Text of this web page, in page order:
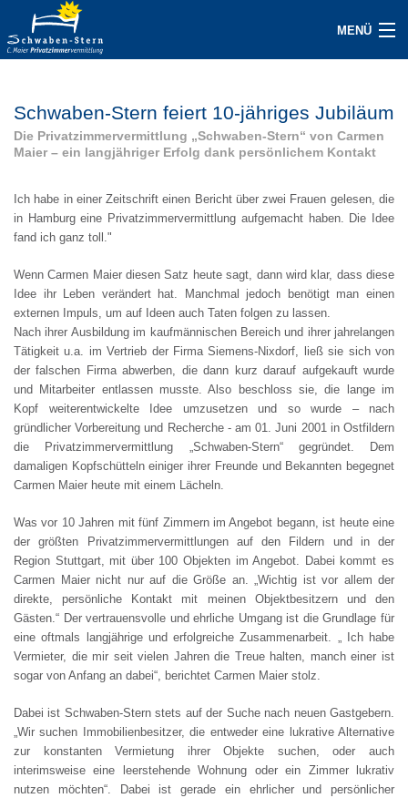
MENÜ
UNTERKÜNFTE
ANFRAGE
GAST/SERVICE
ÜBER UNS
KONTAKT
IMPRESSUM
AKTUELLES / PRESSE
FAQ
SUCHE
DATENSCHUTZ
COOKIE-EINSTELLUNGEN
ENGLISH
Schwaben-Stern feiert 10-jähriges Jubiläum
Die Privatzimmervermittlung „Schwaben-Stern“ von Carmen
Maier – ein langjähriger Erfolg dank persönlichem Kontakt
Ich habe in einer Zeitschrift einen Bericht über zwei Frauen gelesen, die
in Hamburg eine Privatzimmervermittlung aufgemacht haben. Die Idee
fand ich ganz toll."
Wenn Carmen Maier diesen Satz heute sagt, dann wird klar, dass diese
Idee ihr Leben verändert hat. Manchmal jedoch benötigt man einen
externen Impuls, um auf Ideen auch Taten folgen zu lassen.
Nach ihrer Ausbildung im kaufmännischen Bereich und ihrer jahrelangen
Tätigkeit u.a. im Vertrieb der Firma Siemens-Nixdorf, ließ sie sich von
der falschen Firma abwerben, die dann kurz darauf aufgekauft wurde
und Mitarbeiter entlassen musste. Also beschloss sie, die lange im
Kopf weiterentwickelte Idee umzusetzen und so wurde – nach
gründlicher Vorbereitung und Recherche - am 01. Juni 2001 in Ostfildern
die Privatzimmervermittlung „Schwaben-Stern“ gegründet. Dem
damaligen Kopfschütteln einiger ihrer Freunde und Bekannten begegnet
Carmen Maier heute mit einem Lächeln.
Was vor 10 Jahren mit fünf Zimmern im Angebot begann, ist heute eine
der größten Privatzimmervermittlungen auf den Fildern und in der
Region Stuttgart, mit über 100 Objekten im Angebot. Dabei kommt es
Carmen Maier nicht nur auf die Größe an. „Wichtig ist vor allem der
direkte, persönliche Kontakt mit meinen Objektbesitzern und den
Gästen.“ Der vertrauensvolle und ehrliche Umgang ist die Grundlage für
eine oftmals langjährige und erfolgreiche Zusammenarbeit. „ Ich habe
Vermieter, die mir seit vielen Jahren die Treue halten, manch einer ist
sogar von Anfang an dabei“, berichtet Carmen Maier stolz.
Dabei ist Schwaben-Stern stets auf der Suche nach neuen Gastgebern.
„Wir suchen Immobilienbesitzer, die entweder eine lukrative Alternative
zur konstanten Vermietung ihrer Objekte suchen, oder auch
interimsweise eine leerstehende Wohnung oder ein Zimmer lukrativ
nutzen möchten“. Dabei ist gerade ein ehrlicher und persönlicher